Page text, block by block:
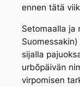
ennen tätä
Setomaalla ja
sijalla
urbõpäivän
virpomisen